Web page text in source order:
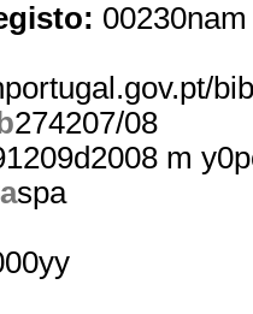
274207/08
m
spa